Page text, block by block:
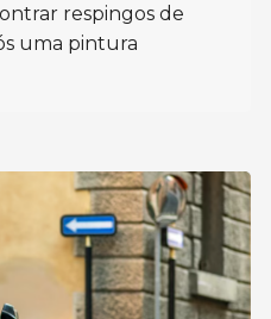
respingos de
uma pintura